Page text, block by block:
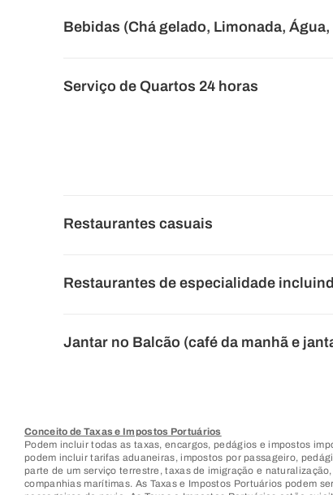
Bebidas (Chá gelado, Limonada, Água,
Serviço de Quartos 24 horas
Restaurantes casuais
Restaurantes de especialidade
Jantar no Balcão (café da manhã e
Conceito de Taxas e Impostos Portuários
Podem incluir todas as taxas, encargos, pedágios e impostos
podem incluir tarifas aduaneiras, impostos por passageiro,
parte de um serviço terrestre, taxas de imigração e
companhias marítimas. As Taxas e Impostos Portuários podem